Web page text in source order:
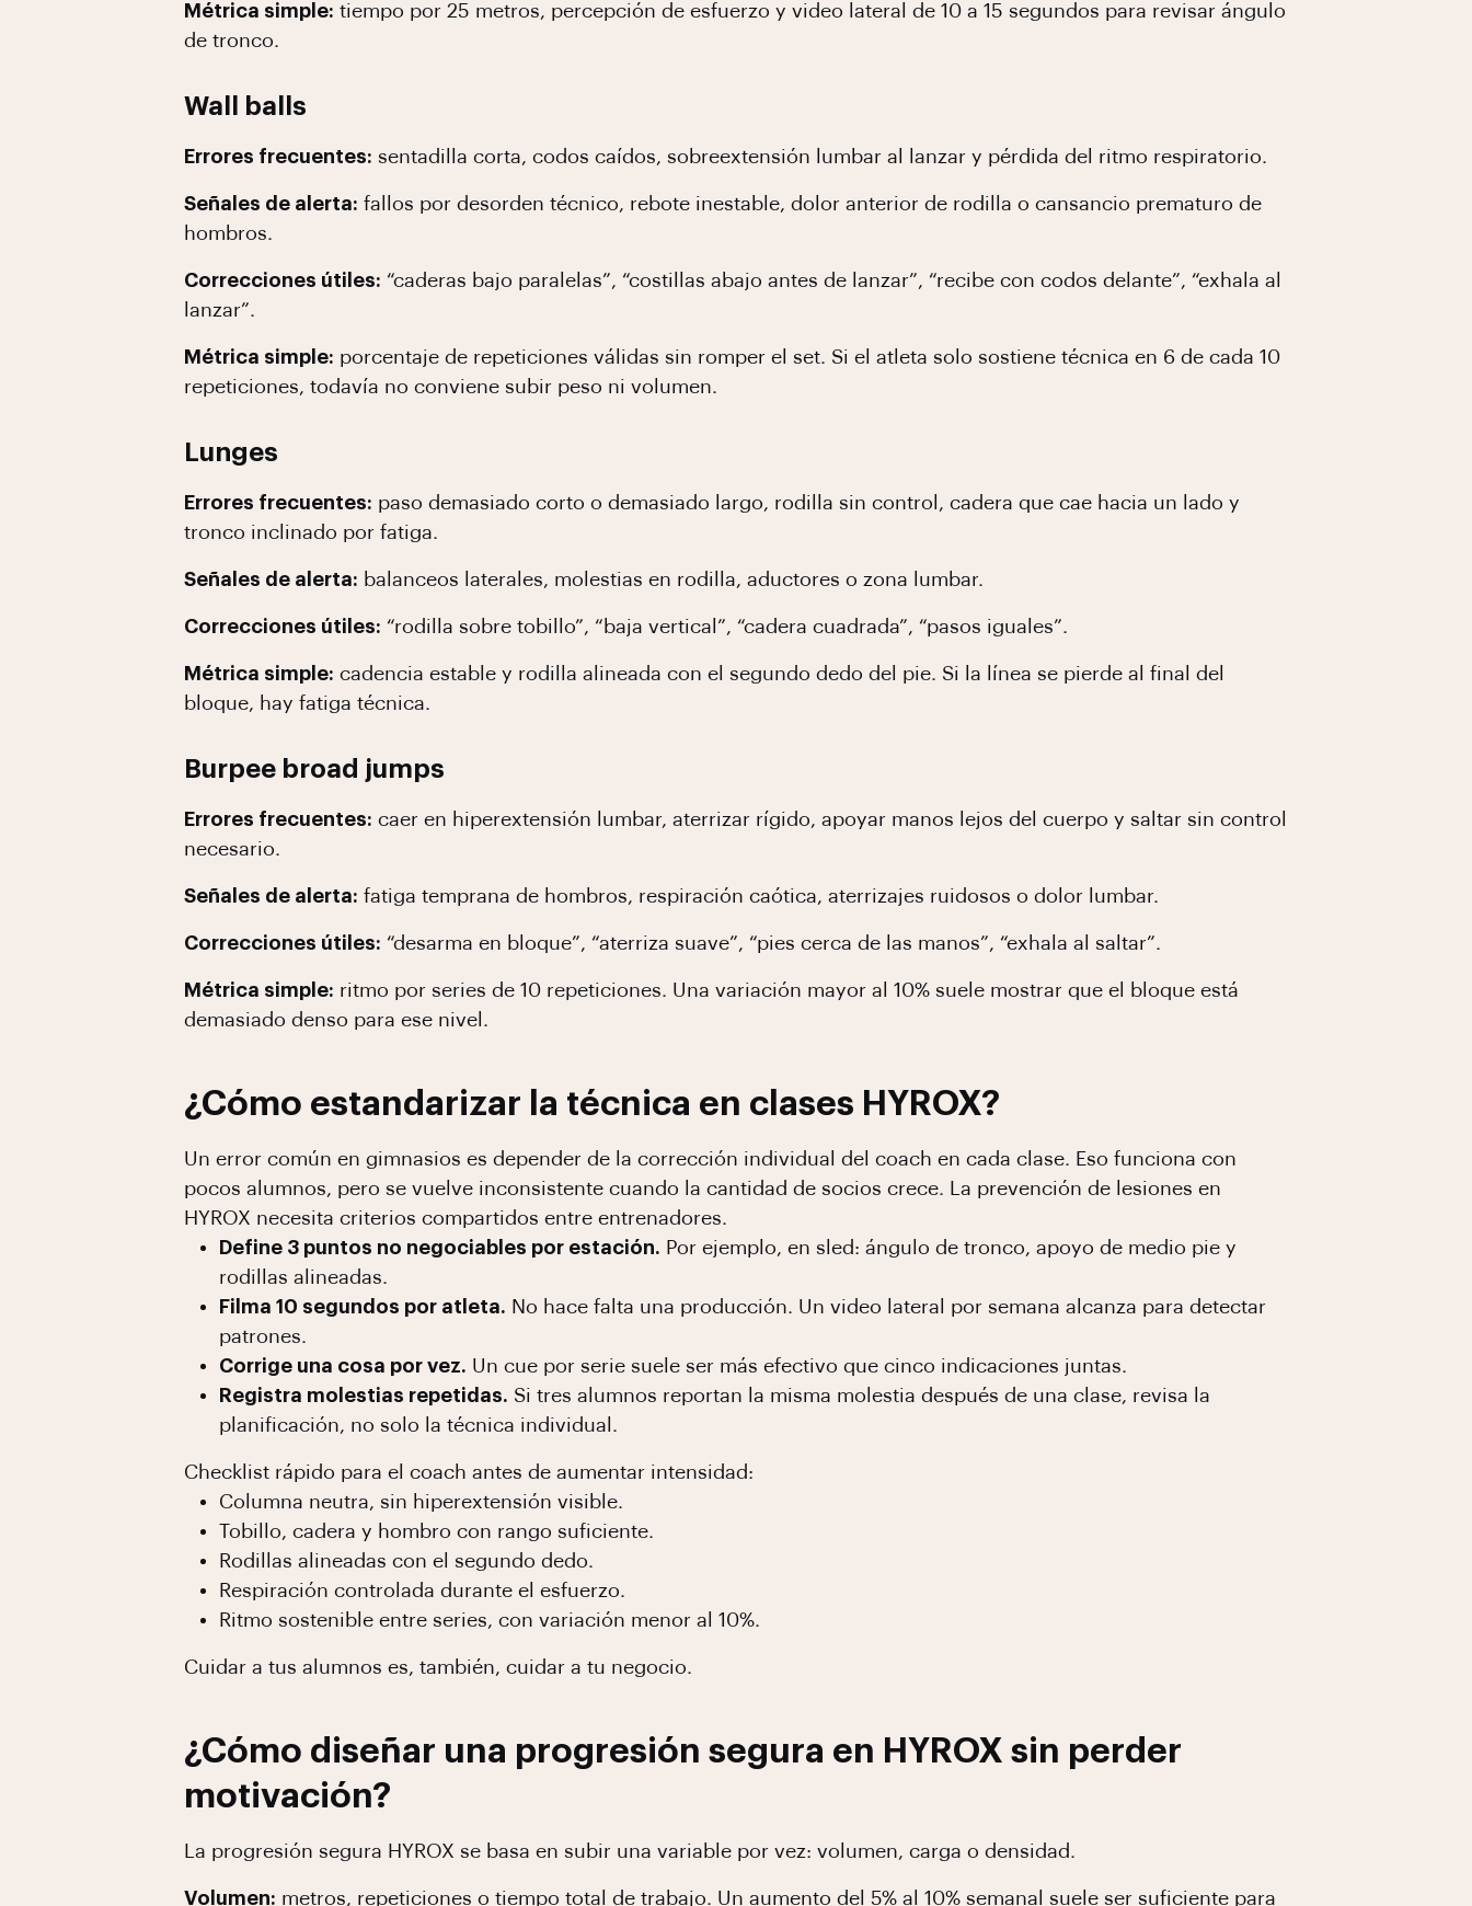
Métrica simple: tiempo por 25 metros, percepción de esfuerzo y video lateral de 10 a 15 segundos para revisar ángulo
de tronco.
Wall balls
Errores frecuentes: sentadilla corta, codos caídos, sobreextensión lumbar al lanzar y pérdida del ritmo respiratorio.
Señales de alerta: fallos por desorden técnico, rebote inestable, dolor anterior de rodilla o cansancio prematuro de
hombros.
Correcciones útiles: “caderas bajo paralelas”, “costillas abajo antes de lanzar”, “recibe con codos delante”, “exhala al
lanzar”.
Métrica simple: porcentaje de repeticiones válidas sin romper el set. Si el atleta solo sostiene técnica en 6 de cada 10
repeticiones, todavía no conviene subir peso ni volumen.
Lunges
Errores frecuentes: paso demasiado corto o demasiado largo, rodilla sin control, cadera que cae hacia un lado y
tronco inclinado por fatiga.
Señales de alerta: balanceos laterales, molestias en rodilla, aductores o zona lumbar.
Correcciones útiles: “rodilla sobre tobillo”, “baja vertical”, “cadera cuadrada”, “pasos iguales”.
Métrica simple: cadencia estable y rodilla alineada con el segundo dedo del pie. Si la línea se pierde al final del
bloque, hay fatiga técnica.
Burpee broad jumps
Errores frecuentes: caer en hiperextensión lumbar, aterrizar rígido, apoyar manos lejos del cuerpo y saltar sin control
necesario.
Señales de alerta: fatiga temprana de hombros, respiración caótica, aterrizajes ruidosos o dolor lumbar.
Correcciones útiles: “desarma en bloque”, “aterriza suave”, “pies cerca de las manos”, “exhala al saltar”.
Métrica simple: ritmo por series de 10 repeticiones. Una variación mayor al 10% suele mostrar que el bloque está
demasiado denso para ese nivel.
¿Cómo estandarizar la técnica en clases HYROX?
Un error común en gimnasios es depender de la corrección individual del coach en cada clase. Eso funciona con
pocos alumnos, pero se vuelve inconsistente cuando la cantidad de socios crece. La prevención de lesiones en
HYROX necesita criterios compartidos entre entrenadores.
Define 3 puntos no negociables por estación. Por ejemplo, en sled: ángulo de tronco, apoyo de medio pie y
rodillas alineadas.
Filma 10 segundos por atleta. No hace falta una producción. Un video lateral por semana alcanza para detectar
patrones.
Corrige una cosa por vez. Un cue por serie suele ser más efectivo que cinco indicaciones juntas.
Registra molestias repetidas. Si tres alumnos reportan la misma molestia después de una clase, revisa la
planificación, no solo la técnica individual.
Checklist rápido para el coach antes de aumentar intensidad:
Columna neutra, sin hiperextensión visible.
Tobillo, cadera y hombro con rango suficiente.
Rodillas alineadas con el segundo dedo.
Respiración controlada durante el esfuerzo.
Ritmo sostenible entre series, con variación menor al 10%.
Cuidar a tus alumnos es, también, cuidar a tu negocio.
¿Cómo diseñar una progresión segura en HYROX sin perder
motivación?
La progresión segura HYROX se basa en subir una variable por vez: volumen, carga o densidad.
Volumen: metros, repeticiones o tiempo total de trabajo. Un aumento del 5% al 10% semanal suele ser suficiente para